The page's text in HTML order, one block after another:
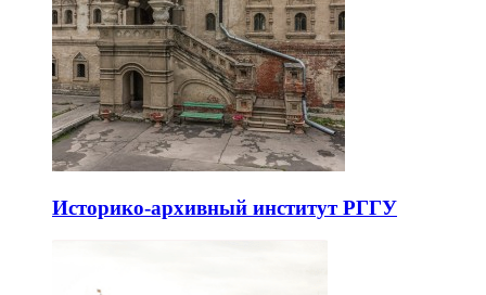
Историко-архивный институт РГГУ